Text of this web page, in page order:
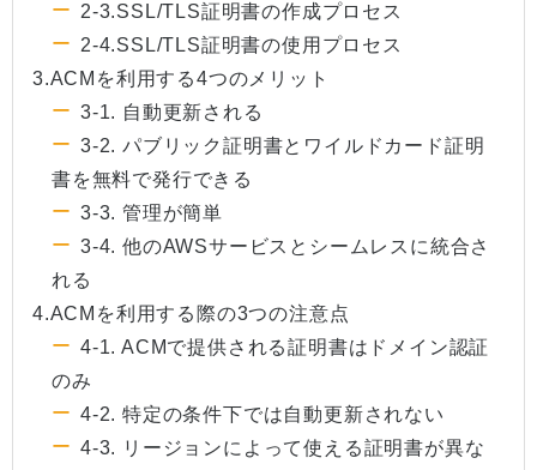
2-3.SSL/TLS証明書の作成プロセス
2-4.SSL/TLS証明書の使用プロセス
3.ACMを利用する4つのメリット
3-1. 自動更新される
3-2. パブリック証明書とワイルドカード証明
書を無料で発行できる
3-3. 管理が簡単
3-4. 他のAWSサービスとシームレスに統合さ
れる
4.ACMを利用する際の3つの注意点
4-1. ACMで提供される証明書はドメイン認証
のみ
4-2. 特定の条件下では自動更新されない
4-3. リージョンによって使える証明書が異な